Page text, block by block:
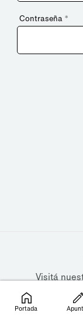
Contraseña *
Visitá
Portada